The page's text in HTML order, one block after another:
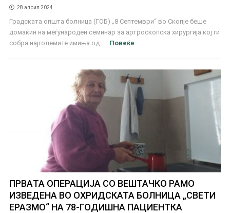
28 април 2024
Градската општа болница (ГОБ) „8 Септември“ во Скопје беше
домаќин на меѓународен семинар за артроскопска хирургија кој ги
собра најголемите имиња од ...
Повеќе
ПРВАTA ОПЕРАЦИЈА СО ВЕШТАЧКО РАМО
ИЗВЕДЕНА ВО ОХРИДСКАТА БОЛНИЦА „СВЕТИ
ЕРАЗМО“ НА 78-ГОДИШНА ПАЦИЕНТКА